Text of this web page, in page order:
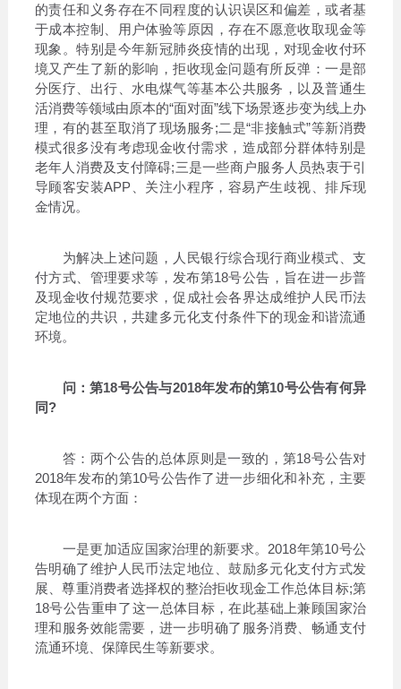
的责任和义务存在不同程度的认识误区和偏差，或者基
于成本控制、用户体验等原因，存在不愿意收取现金等
现象。特别是今年新冠肺炎疫情的出现，对现金收付环
境又产生了新的影响，拒收现金问题有所反弹：一是部
分医疗、出行、水电煤气等基本公共服务，以及普通生
活消费等领域由原本的“面对面”线下场景逐步变为线上办
理，有的甚至取消了现场服务;二是“非接触式”等新消费
模式很多没有考虑现金收付需求，造成部分群体特别是
老年人消费及支付障碍;三是一些商户服务人员热衷于引
导顾客安装APP、关注小程序，容易产生歧视、排斥现
金情况。
为解决上述问题，人民银行综合现行商业模式、支
付方式、管理要求等，发布第18号公告，旨在进一步普
及现金收付规范要求，促成社会各界达成维护人民币法
定地位的共识，共建多元化支付条件下的现金和谐流通
环境。
问：第18号公告与2018年发布的第10号公告有何异
同?
答：两个公告的总体原则是一致的，第18号公告对
2018年发布的第10号公告作了进一步细化和补充，主要
体现在两个方面：
一是更加适应国家治理的新要求。2018年第10号公
告明确了维护人民币法定地位、鼓励多元化支付方式发
展、尊重消费者选择权的整治拒收现金工作总体目标;第
18号公告重申了这一总体目标，在此基础上兼顾国家治
理和服务效能需要，进一步明确了服务消费、畅通支付
流通环境、保障民生等新要求。